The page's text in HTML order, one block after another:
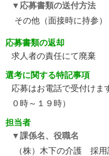
応募書類の送付方法
その他（面接時に持参）
応募書類の返却
求人者の責任にて廃棄
選考に関する特記事項
応募はお電話で受付けま
０時～１９時）
担当者
課係名、役職名
（株）木下の介護 採用